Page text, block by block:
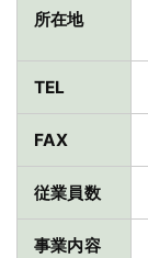
所在地
TEL
FAX
従業員数
事業内容